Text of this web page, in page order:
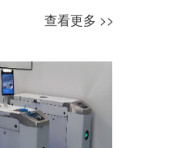
查看更多 >>